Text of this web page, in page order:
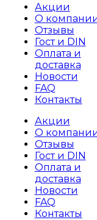
Акции
О
Отзывы
Гост и DIN
Оплата и
доставка
Новости
FAQ
Контакты
Акции
О
Отзывы
Гост и DIN
Оплата и
доставка
Новости
FAQ
Контакты